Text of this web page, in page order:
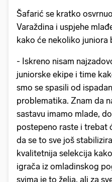
Šafarić se kratko
Varaždina i uspjehe
kako će nekoliko juniora
- Iskreno nisam
juniorske ekipe i time
smo se spasili od
problematika. Znam da
sastavu imamo mlade,
postepeno raste i trebat
da se to sve još
kvalitetnija selekcija
igrača iz omladinskog
svima je to želja, ali za